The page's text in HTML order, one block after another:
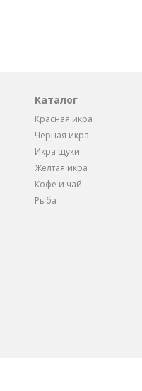
Каталог
Красная икра
Черная икра
Икра щуки
Желтая икра
Кофе и чай
Рыба